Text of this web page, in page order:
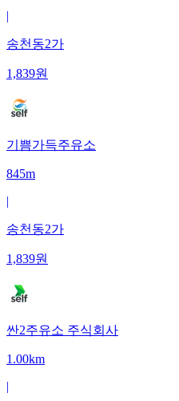
|
송천동2가
1,839원
기쁨가득주유소
845m
|
송천동2가
1,839원
싼2주유소 주식회사
1.00km
|